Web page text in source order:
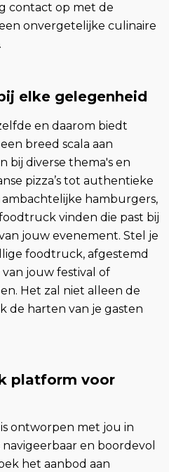
contact op met de
onvergetelijke culinaire
elke gelegenheid
en daarom biedt
breed scala aan
bij diverse thema's en
pizza’s tot authentieke
hamburgers,
vinden die past bij
jouw evenement. Stel je
foodtruck, afgestemd
jouw festival of
Het zal niet alleen de
de harten van je gasten
platform voor
ontworpen met jou in
en boordevol
het aanbod aan